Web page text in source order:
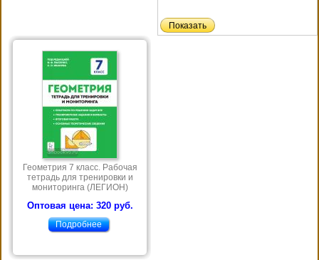
Геометрия 7 класс. Рабочая
тетрадь для тренировки и
мониторинга (ЛЕГИОН)
Оптовая цена: 320 руб.
Подробнее